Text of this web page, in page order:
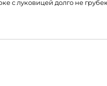
луковицей долго не